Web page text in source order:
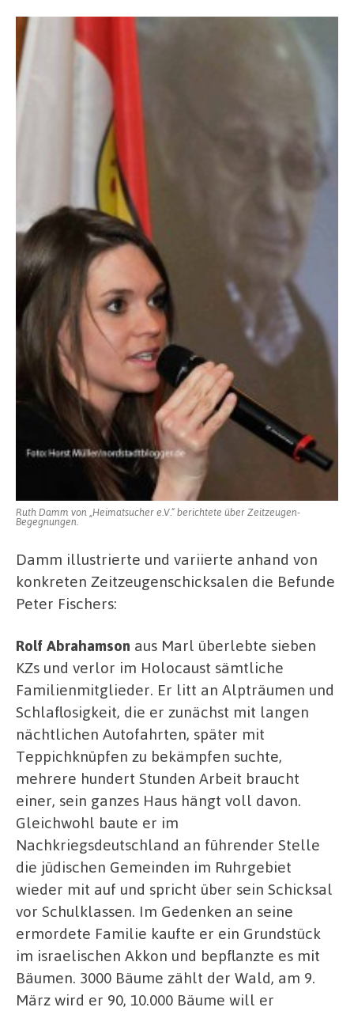
Ruth Damm von „Heimatsucher e.V.“ berichtete über Zeitzeugen-
Begegnungen.
Damm illustrierte und variierte anhand von
konkreten Zeitzeugenschicksalen die Befunde
Peter Fischers:
Rolf Abrahamson aus Marl überlebte sieben
KZs und verlor im Holocaust sämtliche
Familienmitglieder. Er litt an Alpträumen und
Schlaflosigkeit, die er zunächst mit langen
nächtlichen Autofahrten, später mit
Teppichknüpfen zu bekämpfen suchte,
mehrere hundert Stunden Arbeit braucht
einer, sein ganzes Haus hängt voll davon.
Gleichwohl baute er im
Nachkriegsdeutschland an führender Stelle
die jüdischen Gemeinden im Ruhrgebiet
wieder mit auf und spricht über sein Schicksal
vor Schulklassen. Im Gedenken an seine
ermordete Familie kaufte er ein Grundstück
im israelischen Akkon und bepflanzte es mit
Bäumen. 3000 Bäume zählt der Wald, am 9.
März wird er 90, 10.000 Bäume will er